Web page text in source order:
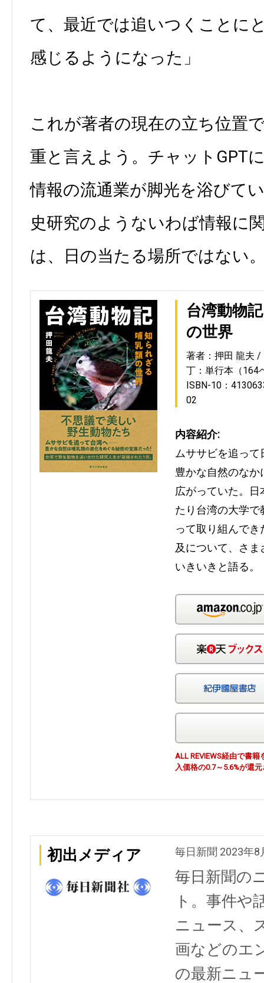
て、最近では追いつくことに
感じるようになった」
これが著者の現在の立ち位置
重と言えよう。チャットGPT
情報の流通業が脚光を浴びて
史研究のようないわば情報に
は、日の当たる場所ではない
台湾動物
の世界
著者：押田 龍夫
丁：単行本（164
ISBN-10：
02
内容紹介:
ムササビを追っ
豊かな自然のな
広がっていた。
たり台湾の大学
って取り組んで
及について、さ
いきいきと語る
ALL REVIEWS経由で書
入価格の0.7～5.6%が還
初出メディア 毎日新聞 2023年8
毎日新聞の
ト。事件や
ニュース、
画などのエ
の最新ニュ